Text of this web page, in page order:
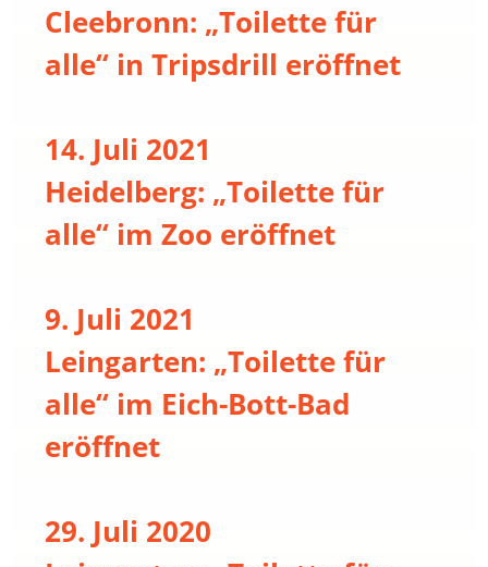
Cleebronn: „Toilette für
alle“ in Tripsdrill eröffnet
14. Juli 2021
Heidelberg: „Toilette für
alle“ im Zoo eröffnet
9. Juli 2021
Leingarten: „Toilette für
alle“ im Eich-Bott-Bad
eröffnet
29. Juli 2020